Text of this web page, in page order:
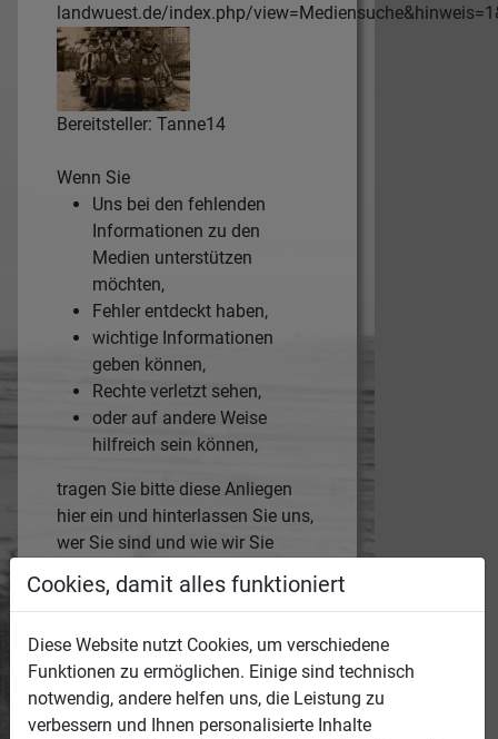
landwuest.de/index.php/
Bereitsteller: Tanne14
Wenn Sie
Uns bei den fehlenden
Informationen zu den
Medien unterstützen
möchten,
Fehler entdeckt haben,
wichtige Informationen
geben können,
Rechte verletzt sehen,
oder auf andere Weise
hilfreich sein können,
tragen Sie bitte diese Anliegen
hier ein und hinterlassen Sie uns,
wer Sie sind und wie wir Sie
Die Medien-ID des jeweiligen
übertragen.
Anonyme Hinweise werden wir
nicht bearbeiten!
Cookies, damit alles funktioniert
Diese Website nutzt Cookies, um verschiedene
Funktionen zu ermöglichen. Einige sind technisch
notwendig, andere helfen uns, die Leistung zu
verbessern und Ihnen personalisierte Inhalte